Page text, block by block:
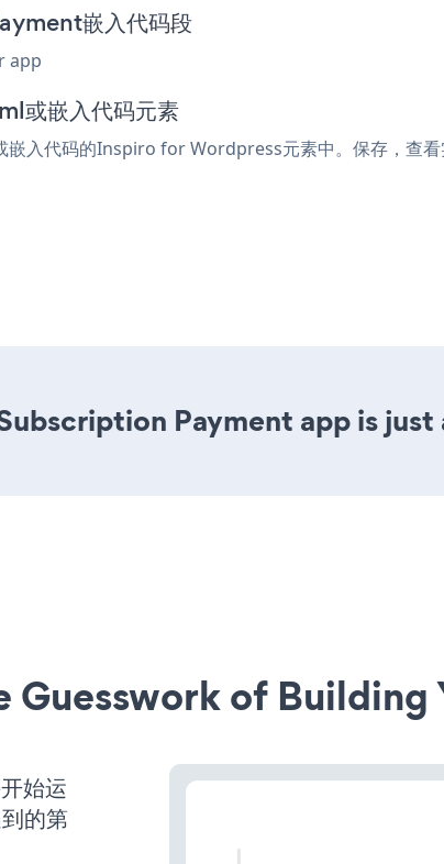
嵌入代码段
app
或嵌入代码元素
入代码的Inspiro for Wordpress元素中。保存，查
Payment app is just
Guesswork of Building
始运
的第